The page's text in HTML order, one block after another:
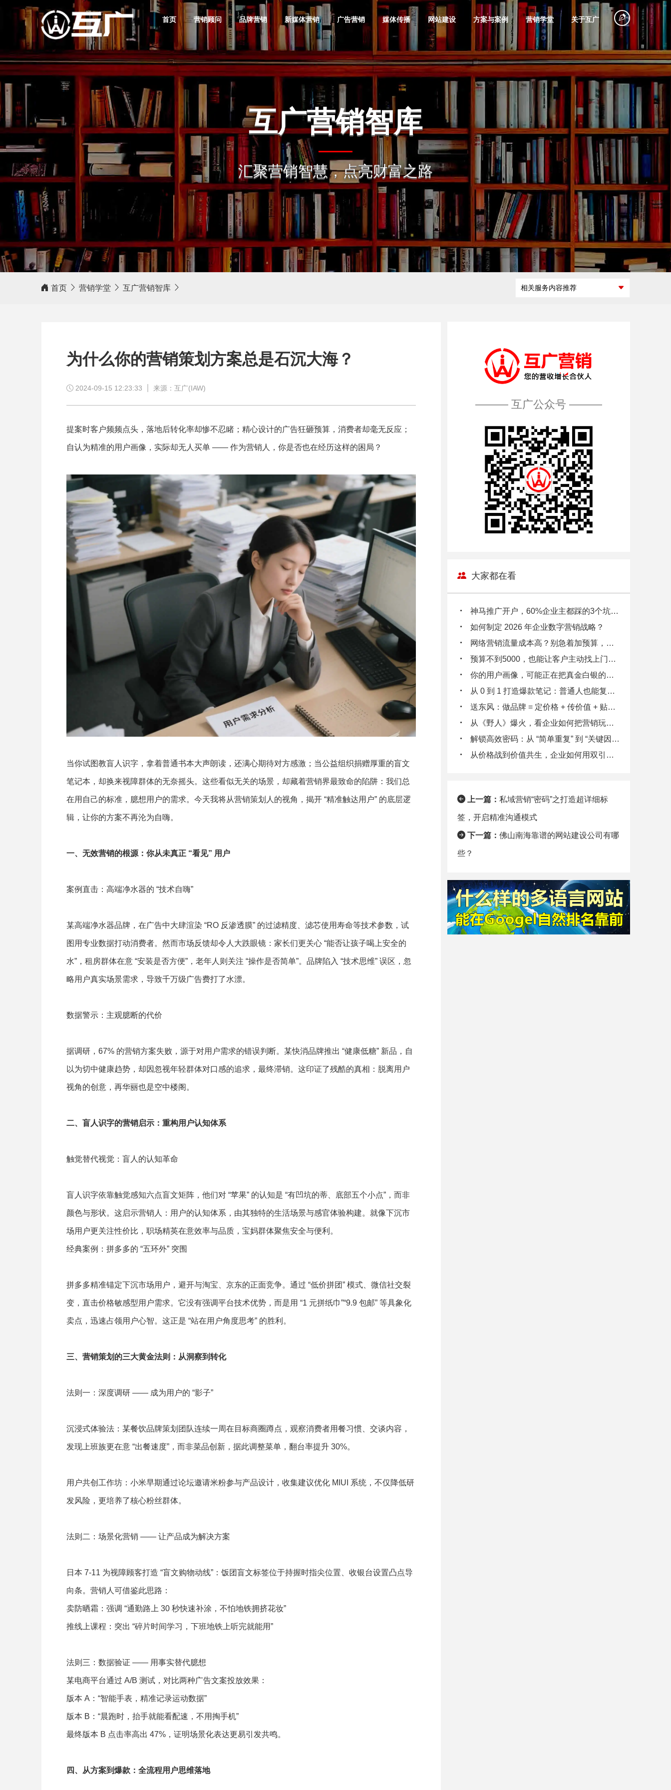
首页 营销顾问
数字营销顾问
让每一分营销投入都见效
网络营销策划
助您构建出通向成功的地图
整合营销
问题一站解决 · 品牌一战成名
媒介顾问
提升广告效果，节省推广成本
营销培训
全面提升咨询转化率
品牌营销
互广品牌营销
筑就好卖品牌
品牌全案
品牌定位
品牌战略咨询
品牌营销策划
品牌产品规划
品牌推广服务
品牌信息铺垫
品牌广告摄制
个人IP打造
新媒体营销
互广新媒体营销服务
您的业绩增长新引擎
抖音营销
快手营销
短视频营销
知乎营销
微信营销
小红书营销
B站营销
内容营销
探店
网红大号营销
直播营销
网红带货
创意视频策划
种草笔记
视频号营销
百家号营销
广告营销
数字广告营销
存量竞争时代商战核武器
互联网广告策
划
动画广告制作
宣传片摄制
明星/网红经纪
互联网广告效
果提升
百度营销代运
必应国内广告
投放
神马搜索竞价
推广
360搜索推广
巨量引擎代运
营
磁力引擎代运
营
谷歌海外推广
(SEM)
微信广告策划
信息流广告投
影视广告投放
品牌短剧广告
媒体传播
互广媒体传播服务
奠定产品好卖基因
软文营销 媒体邀约 故事营销
活动/发布会 自媒体营销 海外发稿 口碑营销
网站建设
互广建站 精致时尚
高端网站定制其实不贵！
企业网站建设
品牌网站定制
营销型网站建
设
集团网站建设
门户网站建设
外贸网站建设
活动网站建设
广告落地页制
作
网站运营维护
网站优化推广
网站技术服务
SEO、SEM培
训
电商网站搭建
电子商务系统
定制开发
产品商城网站
建设
手机电商解决
方案
互联网广告交
易平台开发
区块链平台解
微信会员电商
平台建设
团购商城建设
微信小程序开
微官网搭建
微商城定制开
发
微活动策划
方案与案例
数字营销解决方案与案例
金融投资
服装服饰
教育培训
手机数码
奢侈品
地产公司
电子电器
电子商务
旅游行业
美容化妆品
粮油食品
物流运输
节能环保
五金机电
其它行业
营销学堂
互广营销学堂
您的互联网数字营销学习基地
互广营销智库
汇聚营销智慧，点亮财富之路
奥旗智库
互广旗下智能化商业智库
掘魁数据
互广旗下商业数据深度挖掘工具
品牌课堂
互广品牌经营管理研究课堂
关于互广
互广简介
您的营收增长合伙人
互广资讯
掌握互联网广告营销行业发展趋势 引领
行业发展潮流
值得选择
选择增加您事业的成功概率
愿景价值
把“互广”经营成互联网广告的简称，帮
更多潜力企业实现商业蓝图
联系我们
一切从沟通开始，联系即享专属方案，
别错过！
客户评价
相信我，互广营销，值得信赖！
Hello,新朋友
感谢您的访问,您是否还想了解
互广能做什
么
互广做过什
么
如何开展合
怎么加入互
互广营销智库
汇聚营销智慧，点亮财富之路
首页 营销学堂 互广营销智库 相关服务内容推荐
为什么你的营销策划方案总是石沉大海？
2024-09-15 12:23:33 来源：互广(IAW)
提案时客户频频点头，落地后转化率却惨不忍睹；精心设计的广告狂砸预算，消费者却毫无反应；
自认为精准的用户画像，实际却无人买单 —— 作为营销人，你是否也在经历这样的困局？
当你试图教盲人识字，拿着普通书本大声朗读，还满心期待对方感激；当公益组织捐赠厚重的盲文
笔记本，却换来视障群体的无奈摇头。这些看似无关的场景，却藏着营销界最致命的陷阱：我们总
在用自己的标准，臆想用户的需求。今天我将从营销策划人的视角，揭开 “精准触达用户” 的底层逻
辑，让你的方案不再沦为自嗨。
一、无效营销的根源：你从未真正 “看见” 用户
案例直击：高端净水器的 “技术自嗨”
某高端净水器品牌，在广告中大肆渲染 “RO 反渗透膜” 的过滤精度、滤芯使用寿命等技术参数，试
图用专业数据打动消费者。然而市场反馈却令人大跌眼镜：家长们更关心 “能否让孩子喝上安全的
水”，租房群体在意 “安装是否方便”，老年人则关注 “操作是否简单”。品牌陷入 “技术思维” 误区，忽
略用户真实场景需求，导致千万级广告费打了水漂。
数据警示：主观臆断的代价
据调研，67% 的营销方案失败，源于对用户需求的错误判断。某快消品牌推出 “健康低糖” 新品，自
以为切中健康趋势，却因忽视年轻群体对口感的追求，最终滞销。这印证了残酷的真相：脱离用户
视角的创意，再华丽也是空中楼阁。
二、盲人识字的营销启示：重构用户认知体系
触觉替代视觉：盲人的认知革命
盲人识字依靠触觉感知六点盲文矩阵，他们对 “苹果” 的认知是 “有凹坑的蒂、底部五个小点”，而非
颜色与形状。这启示营销人：用户的认知体系，由其独特的生活场景与感官体验构建。就像下沉市
场用户更关注性价比，职场精英在意效率与品质，宝妈群体聚焦安全与便利。
经典案例：拼多多的 “五环外” 突围
拼多多精准锚定下沉市场用户，避开与淘宝、京东的正面竞争。通过 “低价拼团” 模式、微信社交裂
变，直击价格敏感型用户需求。它没有强调平台技术优势，而是用 “1 元拼纸巾”“9.9 包邮” 等具象化
卖点，迅速占领用户心智。这正是 “站在用户角度思考” 的胜利。
三、营销策划的三大黄金法则：从洞察到转化
法则一：深度调研 —— 成为用户的 “影子”
沉浸式体验法：某餐饮品牌策划团队连续一周在目标商圈蹲点，观察消费者用餐习惯、交谈内容，
发现上班族更在意 “出餐速度”，而非菜品创新，据此调整菜单，翻台率提升 30%。
用户共创工作坊：小米早期通过论坛邀请米粉参与产品设计，收集建议优化 MIUI 系统，不仅降低研
发风险，更培养了核心粉丝群体。
法则二：场景化营销 —— 让产品成为解决方案
日本 7-11 为视障顾客打造 “盲文购物动线”：饭团盲文标签位于持握时指尖位置、收银台设置凸点导
向条。营销人可借鉴此思路：
卖防晒霜：强调 “通勤路上 30 秒快速补涂，不怕地铁拥挤花妆”
推线上课程：突出 “碎片时间学习，下班地铁上听完就能用”
法则三：数据验证 —— 用事实替代臆想
某电商平台通过 A/B 测试，对比两种广告文案投放效果：
版本 A：“智能手表，精准记录运动数据”
版本 B：“晨跑时，抬手就能看配速，不用掏手机”
最终版本 B 点击率高出 47%，证明场景化表达更易引发共鸣。
四、从方案到爆款：全流程用户思维落地
——— 互广公众号 ———
大家都在看
神马推广开户，60%企业主都踩的3个坑，你中招了吗？
如何制定 2026 年企业数字营销战略？
网络营销流量成本高？别急着加预算，先看看你的数据漏斗在漏多少钱！
预算不到5000，也能让客户主动找上门？小企业主都在偷偷用的3个低成本引流逻辑
你的用户画像，可能正在把真金白银的客户往外推
从 0 到 1 打造爆款笔记：普通人也能复制的流量密码
送东风：做品牌 = 定价格 + 传价值 + 贴标签 + 秀实力 + 给体验
从《野人》爆火，看企业如何把营销玩出 “野性”
解锁高效密码：从 “简单重复” 到 “关键因素拆解”
从价格战到价值共生，企业如何用双引擎策略锁定客户终身价值
上一篇：私域营销“密码”之打造超详细标
签，开启精准沟通模式
下一篇：佛山南海靠谱的网站建设公司有哪
些？